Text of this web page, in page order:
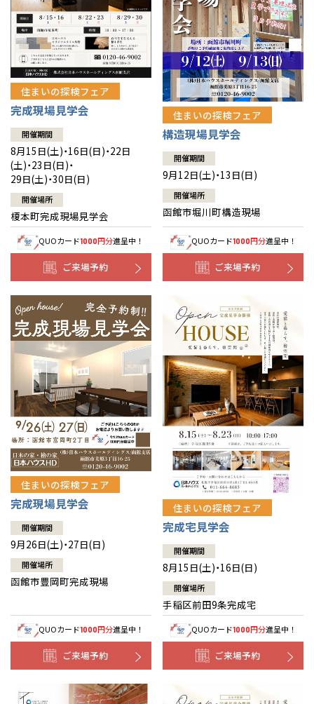
CMギャラリー
採用情報
住まいの探検フェア
完成現場見学会
開催期間
8月15日(土)・16日(日)・22日
(土)・23日(日)・
29日(土)・30日(日)
開催場所
榎本町完成現場見学会
QUOカード1000円分進呈中！
ご来場予約
住まいの探検フェア
構造現場見学会
開催期間
9月12日(土)・13日(日)
開催場所
函館市堀川町構造現場
QUOカード1000円分進呈中！
ご来場予約
住まいの探検フェア
完成現場見学会
開催期間
9月26日(土)・27日(日)
開催場所
函館市豊岡町完成現場
QUOカード1000円分進呈中！
ご来場予約
住まいの探検フェア
完成宅見学会
開催期間
8月15日(土)・16日(日)
開催場所
手稲区前田9条完成宅
QUOカード1000円分進呈中！
ご来場予約